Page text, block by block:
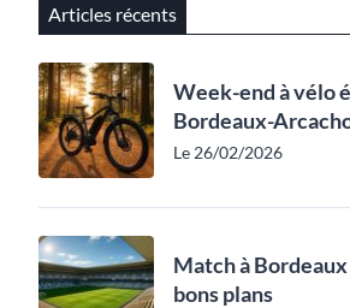
Articles récents
Week-end à vélo
Bordeaux-
Le 26/02/2026
Match à
bons plans